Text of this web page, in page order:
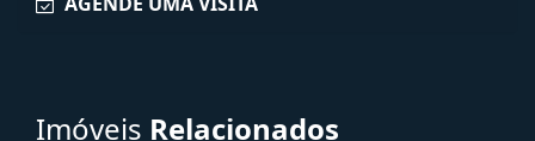
Enviar Interesse